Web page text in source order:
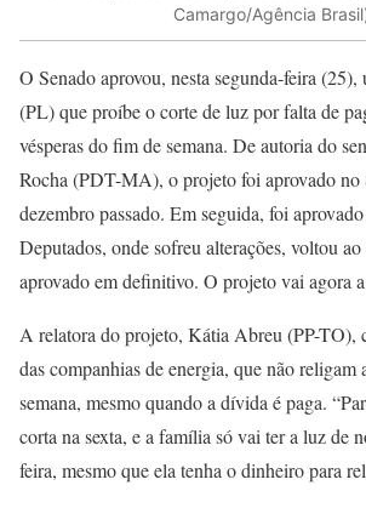
Camargo/Agência
O Senado aprovou, nesta segunda-feira
(PL) que proíbe o corte de luz por falta de
vésperas do fim de semana. De autoria do
Rocha (PDT-MA), o projeto foi aprovado no
dezembro passado. Em seguida, foi
Deputados, onde sofreu alterações, voltou
aprovado em definitivo. O projeto vai agora
A relatora do projeto, Kátia Abreu (PP-TO),
das companhias de energia, que não religam
semana, mesmo quando a dívida é paga.
corta na sexta, e a família só vai ter a luz de
feira, mesmo que ela tenha o dinheiro para